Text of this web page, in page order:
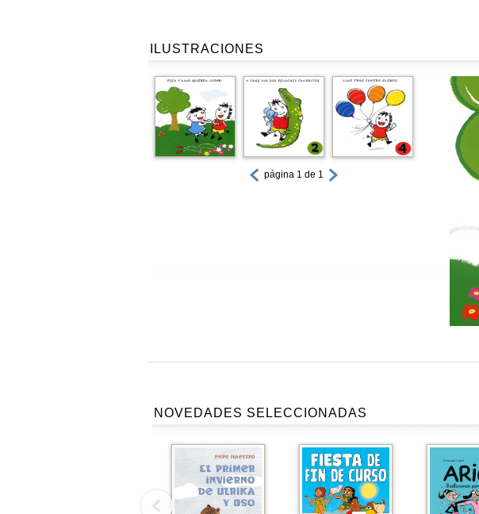
ILUSTRACIONES
página 1 de 1
NOVEDADES SELECCIONADAS